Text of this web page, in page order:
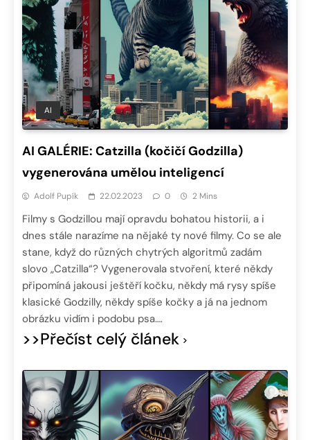
AI
AI GALÉRIE: Catzilla (kočičí Godzilla)
vygenerována umělou inteligencí
Adolf Pupík 22.02.2023 0 2 Mins
Filmy s Godzillou mají opravdu bohatou historii, a i
dnes stále narazíme na nějaké ty nové filmy. Co se ale
stane, když do různých chytrých algoritmů zadám
slovo „Catzilla“? Vygenerovala stvoření, které někdy
připomíná jakousi ještěří kočku, někdy má rysy spíše
klasické Godzilly, někdy spíše kočky a já na jednom
obrázku vidím i podobu psa….
>>Přečíst celý článek